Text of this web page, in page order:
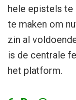
hele epistels te
te maken om
zin al
is de centrale
het platform.